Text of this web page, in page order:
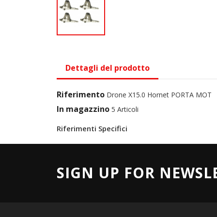
Dettagli del prodotto
Riferimento Drone X15.0 Hornet PORTA MOT
In magazzino 5 Articoli
Riferimenti Specifici
SIGN UP FOR